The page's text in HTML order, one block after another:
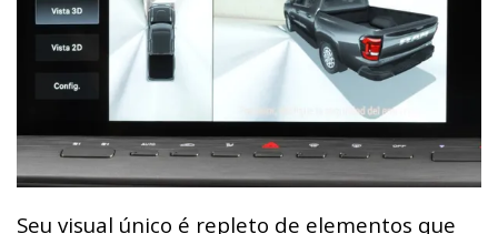
Seu visual único é repleto de elementos que